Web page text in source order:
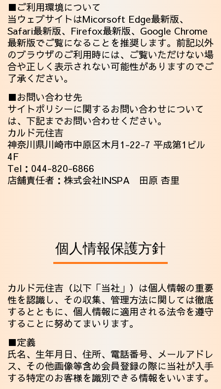
■ご利用環境について
当ウェブサイトはMicorsoft Edge最新版、
Safari最新版、Firefox最新版、Google Chrome
最新版でご覧になることを推奨します。前記以外
のブラウザのご利用時には、ご覧いただけない場
合や正しく表示されない可能性がありますのでご
了承ください。
■お問い合わせ先
サイトポリシーに関するお問い合わせについて
は、下記までお問い合わせください。
カルド元住吉
神奈川県川崎市中原区木月1-22-7 平成第1ビル
4F
Tel： 044-820-6866
店舗責任者：株式会社INSPA 田原 杏里
個人情報保護方針
カルド元住吉（以下「当社」）は個人情報の重要
性を認識し、その収集、管理方法に関しては徹底
するとともに、個人情報に適用される法令を遵守
することに努めてまいります。
■定義
氏名、生年月日、住所、電話番号、メールアドレ
ス、その他画像等含め会員登録の際に当社が入手
する特定のお客様を識別できる情報をいいます。